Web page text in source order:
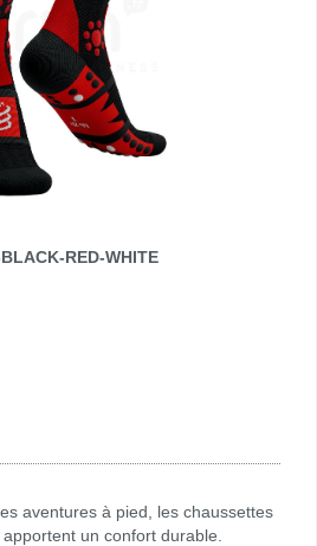
RED-WHITE
aventures à pied, les chaussettes
un confort durable.